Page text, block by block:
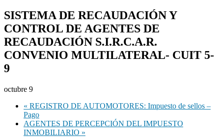
SISTEMA DE RECAUDACIÓN Y
CONTROL DE AGENTES DE
RECAUDACIÓN S.I.R.C.A.R.
CONVENIO MULTILATERAL- CUIT 5-
9
octubre 9
« REGISTRO DE AUTOMOTORES: Impuesto de sellos –
Pago
AGENTES DE PERCEPCIÓN DEL IMPUESTO
INMOBILIARIO »